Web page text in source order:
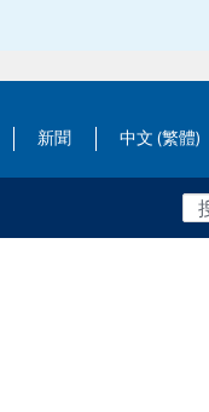
新聞 中文 (繁體)